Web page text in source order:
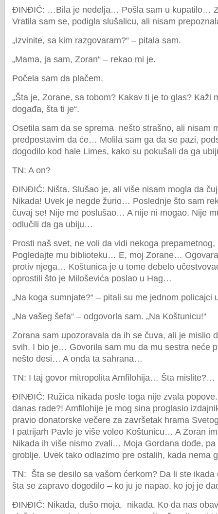
ĐINĐIĆ: …Bila je nedelja… Pošla sam u kupatilo…
Vratila sam se, podigla slušalicu, ali nisam
„Izvinite, sa kim razgovaram?“ – pitala sam.
„Mama, ja sam, Zoran“ – rekao mi je.
Počela sam da plačem.
„Šta je, Zorane, sa tobom? Kakav ti je to glas? Kaži
događa, šta ti je“.
Osetila sam da se sprema nešto strašno, ali nisam
predpostavim da će… Molila sam ga da se pazi,
dogodilo kod hale Limes, kako su pokušali da ga
TN: A on?
ĐINĐIĆ: Ništa. Slušao je, ali više nisam mogla da
Nikada! Uvek je negde žurio… Poslednje što sam
čuvaj se! Nije me poslušao… A nije ni mogao. Nije
odlučili da ga ubiju…
Prosti naš svet, ne voli da vidi nekoga
Pogledajte mu biblioteku… E, moj Zorane…
protiv njega… Koštunica je u tome debelo
oprostili što je Miloševića poslao u Hag…
„Na koga sumnjate?“ – pitali su me jednom policajci
„Na vašeg šefa“ – odgovorla sam. „Na Koštunicu!“
Zorana sam upozoravala da ih se čuva, ali je mislio
svih. I bio je… Govorila sam mu da mu sestra neće
nešto desi… A onda ta sahrana…
TN: I taj govor mitropolita Amfilohija… Šta mislite?…
ĐINĐIĆ: Ružica nikada posle toga nije zvala
danas rade?! Amfilohije je mog sina proglasio
pravio donatorske večere za završetak hrama
I patrijarh Pavle je više voleo Koštunicu… A Zoran
Nikada ih više nismo zvali… Moja Gordana dođe, pa
groblje. Uvek tako odlazimo pre ostalih, kada nema
TN: Šta se desilo sa vašom ćerkom? Da li ste ikada
šta se zapravo dogodilo – ko ju je napao, ko joj je
ĐINĐIĆ: Nikada, dušo moja, nikada. Ko da nas